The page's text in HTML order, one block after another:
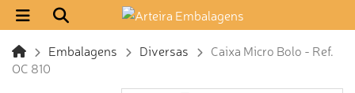
Embalagens Diversas
Caixa Micro Bolo - Ref.
OC 810